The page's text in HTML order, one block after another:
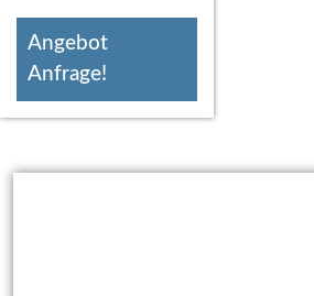
Angebot
Anfrage!